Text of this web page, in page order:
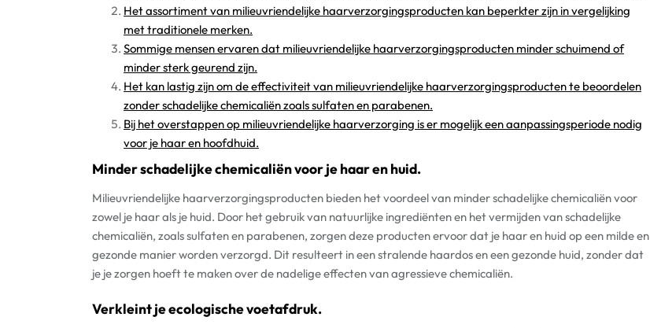
Het assortiment van milieuvriendelijke haarverzorgingsproducten kan beperkter zijn in vergelijking
met traditionele merken.
Sommige mensen ervaren dat milieuvriendelijke haarverzorgingsproducten minder schuimend of
minder sterk geurend zijn.
Het kan lastig zijn om de effectiviteit van milieuvriendelijke haarverzorgingsproducten te beoordelen
zonder schadelijke chemicaliën zoals sulfaten en parabenen.
Bij het overstappen op milieuvriendelijke haarverzorging is er mogelijk een aanpassingsperiode nodig
voor je haar en hoofdhuid.
Minder schadelijke chemicaliën voor je haar en huid.
Milieuvriendelijke haarverzorgingsproducten bieden het voordeel van minder schadelijke chemicaliën voor
zowel je haar als je huid. Door het gebruik van natuurlijke ingrediënten en het vermijden van schadelijke
chemicaliën, zoals sulfaten en parabenen, zorgen deze producten ervoor dat je haar en huid op een milde en
gezonde manier worden verzorgd. Dit resulteert in een stralende haardos en een gezonde huid, zonder dat
je je zorgen hoeft te maken over de nadelige effecten van agressieve chemicaliën.
Verkleint je ecologische voetafdruk.